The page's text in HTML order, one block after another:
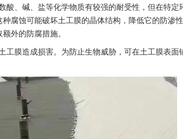
酸、碱、盐等化学物质有较强的耐受性，但在特定
腐蚀可能破坏土工膜的晶体结构，降低它的防渗
外的防腐措施。
膜造成损害。为防止生物威胁，可在土工膜表面